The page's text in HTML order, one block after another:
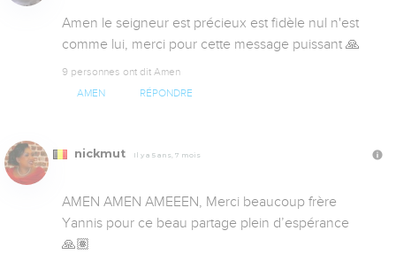
Amen le seigneur est précieux est fidèle nul n'est
comme lui, merci pour cette message puissant 🙏
9 personnes ont dit Amen
AMEN RÉPONDRE
nickmut Il y a 5 ans, 7 mois
AMEN AMEN AMEEEN, Merci beaucoup frère
Yannis pour ce beau partage plein d’espérance
🙏🏽